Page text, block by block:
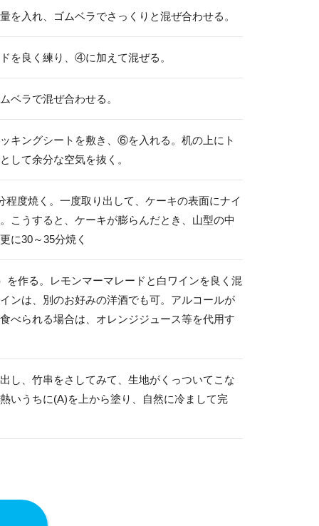
入れ、ゴムベラでさっくりと混ぜ合わせる。
を良く練り、④に加えて混ぜる。
ベラで混ぜ合わせる。
キングシートを敷き、⑥を入れる。机の上にト
して余分な空気を抜く。
度焼く。一度取り出して、ケーキの表面にナイ
こうすると、ケーキが膨らんだとき、山型の中
に30～35分焼く
を作る。レモンマーマレードと白ワインを良く混
ンは、別のお好みの洋酒でも可。アルコールが
べられる場合は、オレンジジュース等を代用す
し、竹串をさしてみて、生地がくっついてこな
いうちに(A)を上から塗り、自然に冷まして完